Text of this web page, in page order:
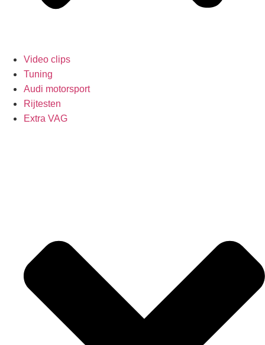
Video clips
Tuning
Audi motorsport
Rijtesten
Extra VAG